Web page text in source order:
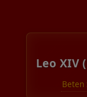
Leo XIV
Beten